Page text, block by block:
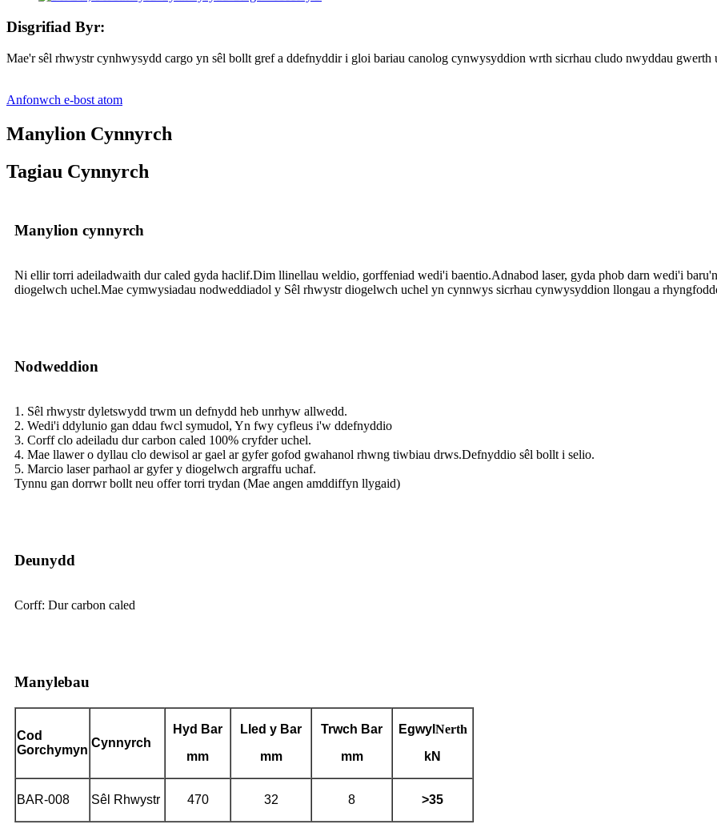
Disgrifiad Byr:
Mae'r sêl rhwystr cynhwysydd cargo yn sêl bollt gref a ddefnyddir i gloi bariau canolog cynwysyddion wrth sicrhau cludo nwyddau gwerth
Anfonwch e-bost atom
Manylion Cynnyrch
Tagiau Cynnyrch
Manylion cynnyrch
Ni ellir torri adeiladwaith dur caled gyda haclif.Dim llinellau weldio, gorffeniad wedi'i baentio.Adnabod laser, gyda phob darn wedi'i
diogelwch uchel.Mae cymwysiadau nodweddiadol y Sêl rhwystr diogelwch uchel yn cynnwys sicrhau cynwysyddion llongau a
Nodweddion
1. Sêl rhwystr dyletswydd trwm un defnydd heb unrhyw allwedd.
2. Wedi'i ddylunio gan ddau fwcl symudol, Yn fwy cyfleus i'w ddefnyddio
3. Corff clo adeiladu dur carbon caled 100% cryfder uchel.
4. Mae llawer o dyllau clo dewisol ar gael ar gyfer gofod gwahanol rhwng tiwbiau drws.Defnyddio sêl bollt i selio.
5. Marcio laser parhaol ar gyfer y diogelwch argraffu uchaf.
Tynnu gan dorrwr bollt neu offer torri trydan (Mae angen amddiffyn llygaid)
Deunydd
Corff: Dur carbon caled
Manylebau
Cod
Gorchymyn
Cynnyrch
Hyd Bar
mm
Lled y Bar
mm
Trwch Bar
mm
Egwyl Nerth
kN
BAR-008 Sêl Rhwystr 470 32 8 >35